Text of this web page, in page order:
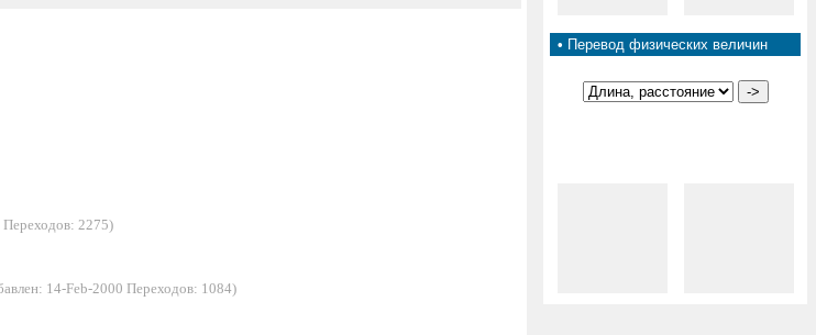
2275)
14-Feb-2000 Переходов: 1084)
• Перевод физических величин